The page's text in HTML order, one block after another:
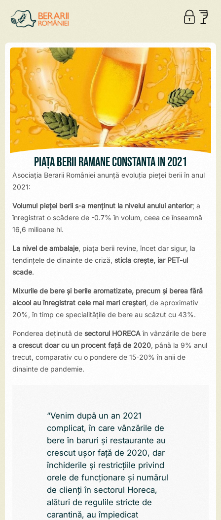
Piața berii rămâne constantă în 2021
Asociația Berarii României anunță evoluția pieței berii în anul
2021:
Volumul pieței berii s-a menținut la nivelul anului anterior; a
înregistrat o scădere de -0.7% în volum, ceea ce înseamnă
16,6 milioane hl.
La nivel de ambalaje, piața berii revine, încet dar sigur, la
tendințele de dinainte de criză, sticla crește, iar PET-ul
scade.
Mixurile de bere și berile aromatizate, precum și berea fără
alcool au înregistrat cele mai mari creșteri, de aproximativ
20%, în timp ce specialitățile de bere au scăzut cu 43%.
Ponderea deținută de sectorul HORECA în vânzările de bere
a crescut doar cu un procent față de 2020, până la 9% anul
trecut, comparativ cu o pondere de 15-20% în anii de
dinainte de pandemie.
“Venim după un an 2021
complicat, în care vânzările de
bere în baruri și restaurante au
crescut ușor față de 2020, dar
închiderile și restricțiile privind
orele de funcționare și numărul
de clienți în sectorul Horeca,
alături de regulile stricte de
carantină, au împiedicat